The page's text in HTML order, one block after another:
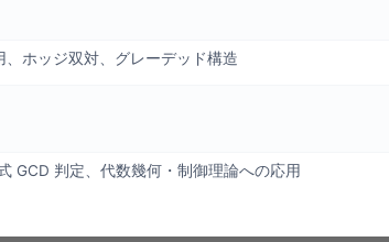
ホッジ双対、グレーデッド構造
GCD 判定、代数幾何・制御理論への応用